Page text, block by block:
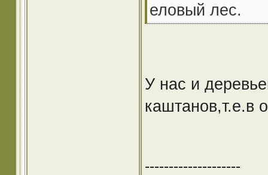
еловый лес.
У нас и
каштанов,т.е.в
--------------------